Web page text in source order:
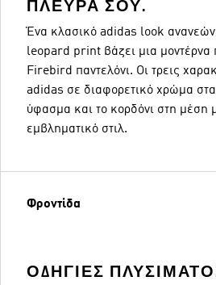
ΠΛΕΥΡΆ ΣΟΥ.
Ένα κλασικό adidas look
leopard print βάζει μια μοντέρνα
Firebird παντελόνι. Οι τρεις
adidas σε διαφορετικό χρώμα
ύφασμα και το κορδόνι στη μέση
εμβληματικό στιλ.
Φροντίδα
ΟΔΗΓΊΕΣ